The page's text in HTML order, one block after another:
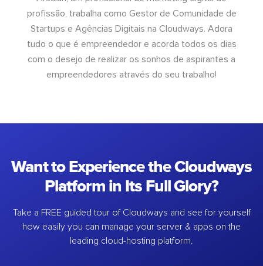
profissão, trabalha como Gestor de Comunidade de
Startups e Agências Digitais na Cloudways. Adora
tudo o que é empreendedor e acorda todos os dias
com o desejo de realizar os sonhos de aspirantes a
empreendedores através do seu trabalho!
Want to Experience the Cloudways
Platform in Its Full Glory?
Take a FREE guided tour of Cloudways and see for yourself
how easily you can manage your server & apps on the
leading cloud-hosting platform.